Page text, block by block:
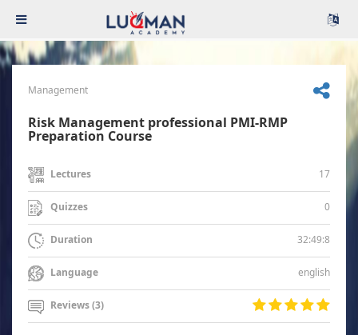
Management
Risk Management professional PMI-RMP
Preparation Course
Lectures 17
Quizzes 0
Duration 32:49:8
Language english
Reviews (3)